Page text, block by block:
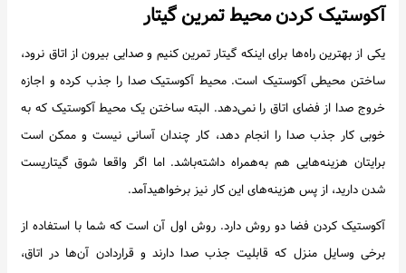
آکوستیک کردن محیط تمرین گیتار
یکی از بهترین راه‌ها برای اینکه گیتار تمرین کنیم و صدایی بیرون از اتاق نرود،
ساختن محیطی آکوستیک است. محیط آکوستیک صدا را جذب کرده و اجازه
خروج صدا از فضای اتاق را نمی‌دهد. البته ساختن یک محیط آکوستیک که به
خوبی کار جذب صدا را انجام دهد، کار چندان آسانی نیست و ممکن است
برایتان هزینه‌هایی هم به‌همراه داشته‌باشد. اما اگر واقعا شوق گیتاریست
شدن دارید، از پس هزینه‌های این کار نیز برخواهیدآمد.
آکوستیک کردن فضا دو روش دارد. روش اول آن است که شما با استفاده از
برخی وسایل منزل که قابلیت جذب صدا دارند و قراردادن آن‌ها در اتاق،